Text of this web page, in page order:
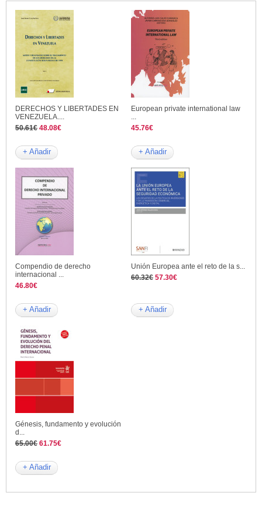
DERECHOS Y LIBERTADES EN
VENEZUELA....
50.61€ 48.08€
+ Añadir
European private international law
...
45.76€
+ Añadir
Compendio de derecho
internacional ...
46.80€
+ Añadir
Unión Europea ante el reto de la s...
60.32€ 57.30€
+ Añadir
Génesis, fundamento y evolución
d...
65.00€ 61.75€
+ Añadir